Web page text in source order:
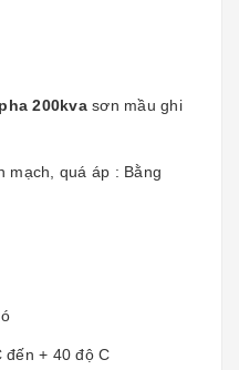
200kva sơn mầu ghi
mạch, quá áp : Bằng
+ 40 độ C